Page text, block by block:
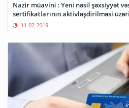
Nazir müavini : Yeni nəsil şəxsiyyət
sertifikatlarının aktivləşdirilməsi
11-02-2019